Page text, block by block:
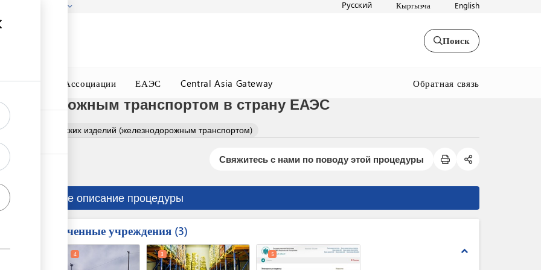
Русский Кыргызча English
Поиск
Окна Ассоциации ЕАЭС Central Asia Gateway Обратная связь
транспортом в страну ЕАЭС
кондитерских изделий (железнодорожным транспортом)
Свяжитесь с нами по поводу этой процедуры
Краткое описание процедуры
Вовлеченные учреждения 3
expand_less
4 3 5